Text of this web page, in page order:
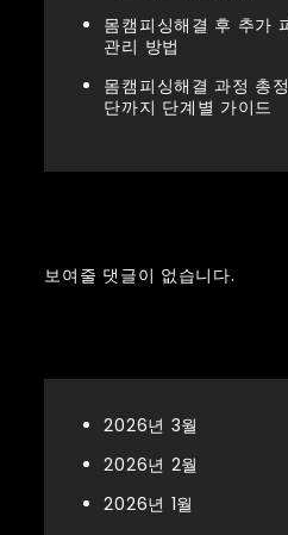
몸캠피싱해결 후 추가
관리 방법
몸캠피싱해결 과정 총
단까지 단계별 가이드
보여줄 댓글이 없습니다.
2026년 3월
2026년 2월
2026년 1월